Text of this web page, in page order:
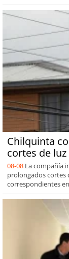
Chilquinta
cortes de
08-08 La compañía
prolongados cortes
correspondientes